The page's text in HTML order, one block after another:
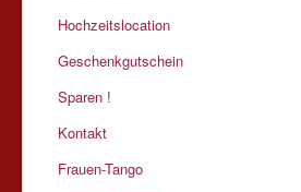
Hochzeitslocation
Geschenkgutschein
Sparen !
Kontakt
Frauen-Tango